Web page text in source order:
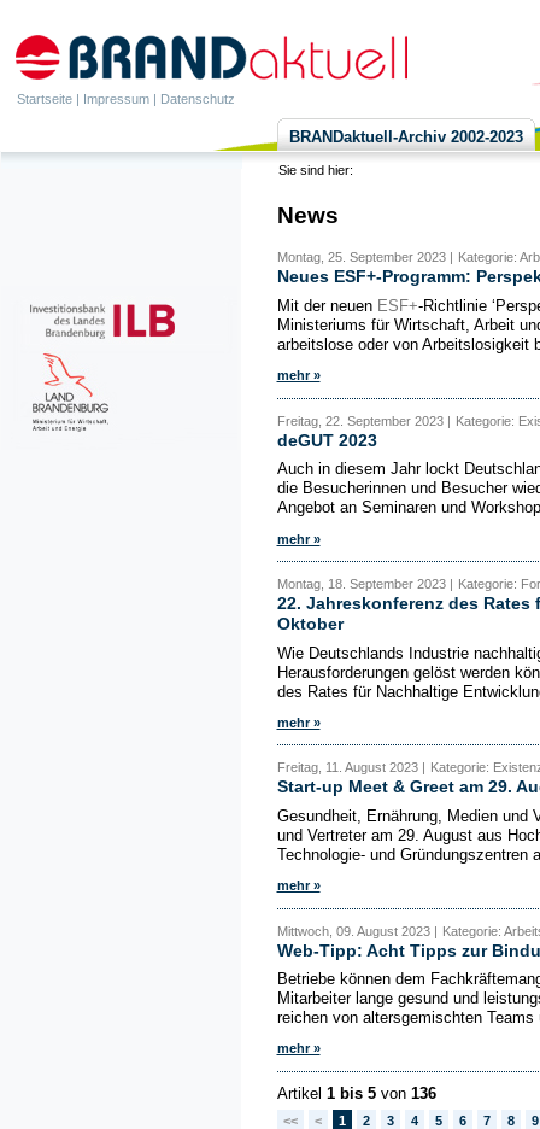
Startseite | Impressum | Datenschutz
BRANDaktuell-Archiv 2002-2023
Sie sind hier:
News
Montag, 25. September 2023 | Kategorie:
Neues ESF+-Programm:
Mit der neuen ESF+-Richtlinie
Ministeriums für Wirtschaft, Arbeit
arbeitslose oder von Arbeitslosigkeit
mehr »
Freitag, 22. September 2023 | Kategorie:
deGUT 2023
Auch in diesem Jahr lockt
die Besucherinnen und Besucher
Angebot an Seminaren und
mehr »
Montag, 18. September 2023 | Kategorie:
22. Jahreskonferenz des Rates
Oktober
Wie Deutschlands Industrie
Herausforderungen gelöst werden
des Rates für Nachhaltige
mehr »
Freitag, 11. August 2023 | Kategorie:
Start-up Meet & Greet am 29.
Gesundheit, Ernährung, Medien und
und Vertreter am 29. August aus
Technologie- und Gründungszentren
mehr »
Mittwoch, 09. August 2023 | Kategorie:
Web-Tipp: Acht Tipps zur
Betriebe können dem
Mitarbeiter lange gesund und
reichen von altersgemischten
mehr »
Artikel 1 bis 5von 136
<< < 1 2 3 4 5 6 7 8 9